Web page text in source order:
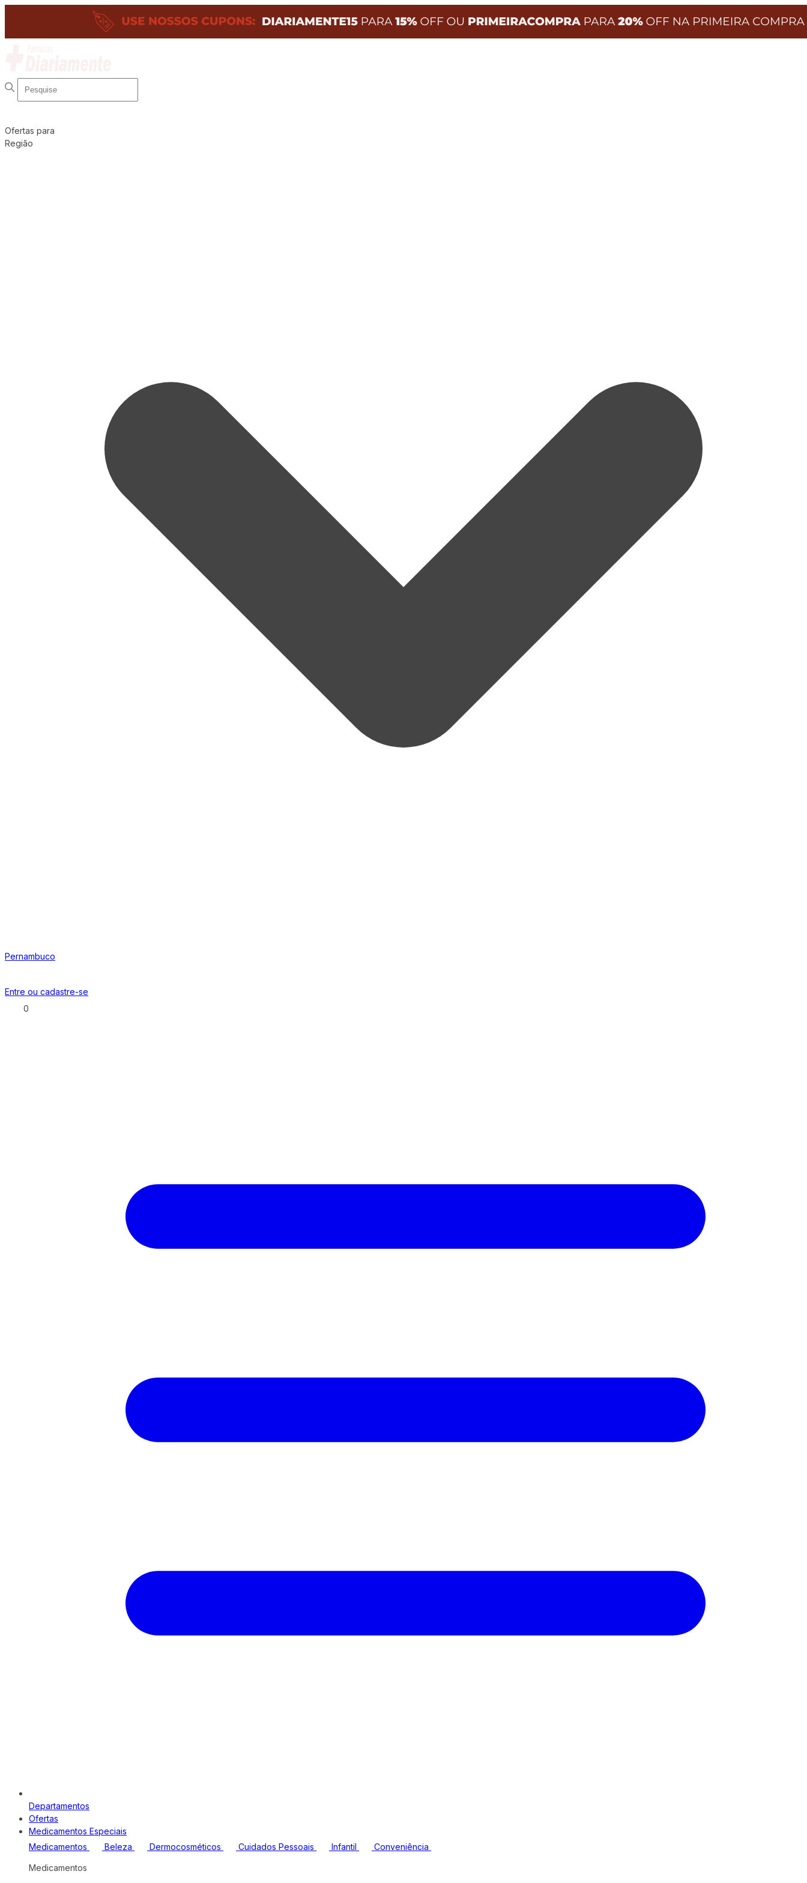
Ofertas para
Região
Pernambuco
Entre ou cadastre-se
0
Departamentos
Ofertas
Medicamentos Especiais
Medicamentos
Beleza Dermocosméticos Cuidados Pessoais Infantil Conveniência
Medicamentos